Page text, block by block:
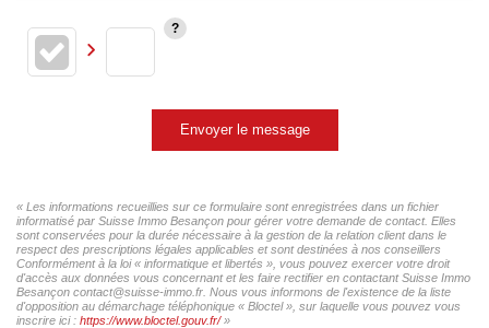
Envoyer le message
« Les informations recueillies sur ce formulaire sont enregistrées dans un fichier
informatisé par Suisse Immo Besançon pour gérer votre demande de contact. Elles
sont conservées pour la durée nécessaire à la gestion de la relation client dans le
respect des prescriptions légales applicables et sont destinées à nos conseillers
Conformément à la loi « informatique et libertés », vous pouvez exercer votre droit
d'accès aux données vous concernant et les faire rectifier en contactant Suisse Immo
Besançon contact@suisse-immo.fr. Nous vous informons de l'existence de la liste
d'opposition au démarchage téléphonique « Bloctel », sur laquelle vous pouvez vous
inscrire ici : https://www.bloctel.gouv.fr/»